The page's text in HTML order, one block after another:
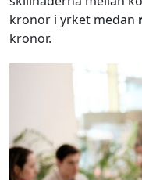
kronor i yrket medan
kronor.